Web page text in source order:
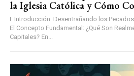
la Iglesia Católica y Cómo
I. Introducción: Desentrañando los
El Concepto Fundamental: ¿Qué Son
Capitales? En...